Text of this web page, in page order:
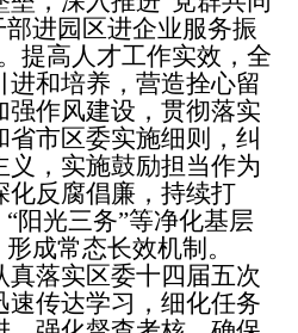
进园区进企业服务振
提高人才工作实效，全
和培养，营造拴心留
强作风建设，贯彻落实
市区委实施细则，纠
，实施鼓励担当作为
化反腐倡廉，持续打
阳光三务”等净化基层
成常态长效机制。
落实区委十四届五次
速传达学习，细化任务